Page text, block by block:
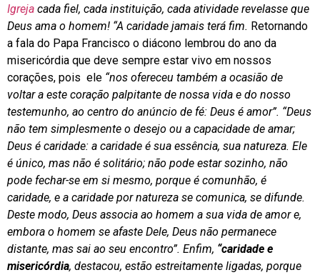
Igreja cada fiel, cada instituição, cada atividade revelasse que
Deus ama o homem! “A caridade jamais terá fim. Retornando
a fala do Papa Francisco o diácono lembrou do ano da
misericórdia que deve sempre estar vivo em nossos
corações, pois ele “nos ofereceu também a ocasião de
voltar a este coração palpitante de nossa vida e do nosso
testemunho, ao centro do anúncio de fé: Deus é amor”. “Deus
não tem simplesmente o desejo ou a capacidade de amar;
Deus é caridade: a caridade é sua essência, sua natureza. Ele
é único, mas não é solitário; não pode estar sozinho, não
pode fechar-se em si mesmo, porque é comunhão, é
caridade, e a caridade por natureza se comunica, se difunde.
Deste modo, Deus associa ao homem a sua vida de amor e,
embora o homem se afaste Dele, Deus não permanece
distante, mas sai ao seu encontro”. Enfim, “caridade e
misericórdia, destacou, estão estreitamente ligadas, porque